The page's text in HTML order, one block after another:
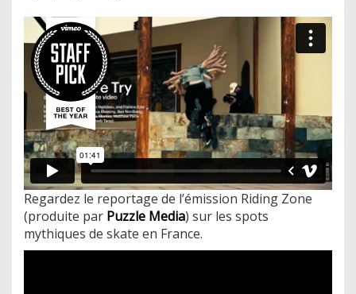
Regardez le reportage de l’émission Riding Zone
(produite par Puzzle Media) sur les spots
mythiques de skate en France.